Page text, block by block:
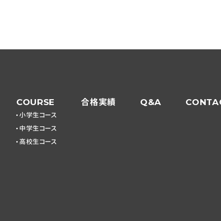
COURSE
小学生コース
中学生コース
高校生コース
合格実績 Q&A